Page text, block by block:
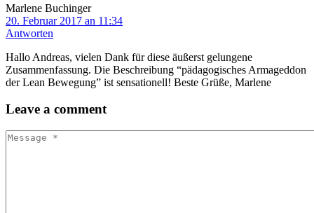
Marlene Buchinger
20. Februar 2017 an 11:34
Antworten
Hallo Andreas, vielen Dank für diese äußerst gelungene
Zusammenfassung. Die Beschreibung “pädagogisches Armageddon
der Lean Bewegung” ist sensationell! Beste Grüße, Marlene
Leave a comment